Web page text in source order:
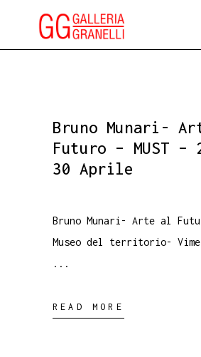
Bruno Munari-
Futuro – MUST –
30 Aprile
Bruno Munari- Arte al
Museo del territorio-
READ MORE